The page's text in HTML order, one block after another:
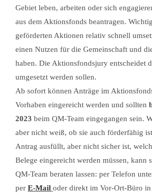
Gebiet leben, arbeiten oder sich
aus dem Aktionsfonds beantragen.
geförderten Aktionen relativ schnell
einen Nutzen für die Gemeinschaft und
haben. Die Aktionsfondsjury entscheidet
umgesetzt werden sollen.
Ab sofort können Anträge im
Vorhaben eingereicht werden und sollten
2023 beim QM-Team eingegangen sein.
aber nicht weiß, ob sie auch förderfähig
Antrag ausfüllt, aber nicht sicher ist,
Belege eingereicht werden müssen, kann
QM-Team beraten lassen: per Telefon
per E-Mail oder direkt im Vor-Ort-Büro in